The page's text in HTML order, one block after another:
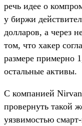
речь идее о
у биржи
долларов, а через
том, что хакер
размере примерно
остальные активы.
С компанией
провернуть такой
уязвимостью